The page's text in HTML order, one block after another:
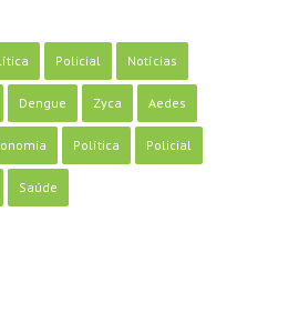
Policial Notícias
Dengue Zyca Aedes
Política Policial
Saúde